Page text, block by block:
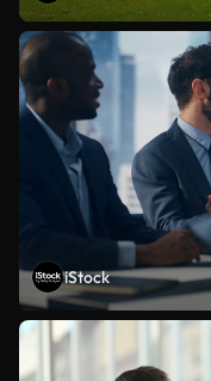
iStock